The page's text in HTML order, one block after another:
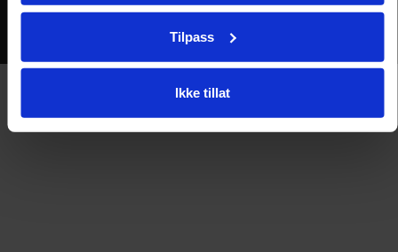
Tilpass
Ikke tillat
Opphavsrett © 2026 2025 Straand Hotel | Levert av